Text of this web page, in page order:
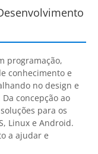
programação,
conhecimento e
no design e
concepção ao
para os
Linux e Android.
a ajudar e